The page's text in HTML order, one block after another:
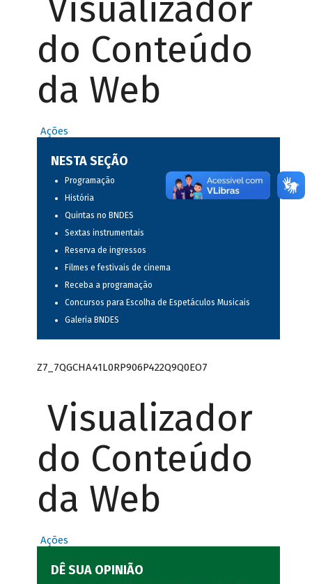
Visualizador
do Conteúdo
da Web
Ações
NESTA SEÇÃO
Programação
História
Quintas no BNDES
Sextas instrumentais
Reserva de ingressos
Filmes e festivais de cinema
Receba a programação
Concursos para Escolha de Espetáculos Musicais
Galeria BNDES
Z7_7QGCHA41L0RP906P422Q9Q0EO7
Visualizador
do Conteúdo
da Web
Ações
DÊ SUA OPINIÃO